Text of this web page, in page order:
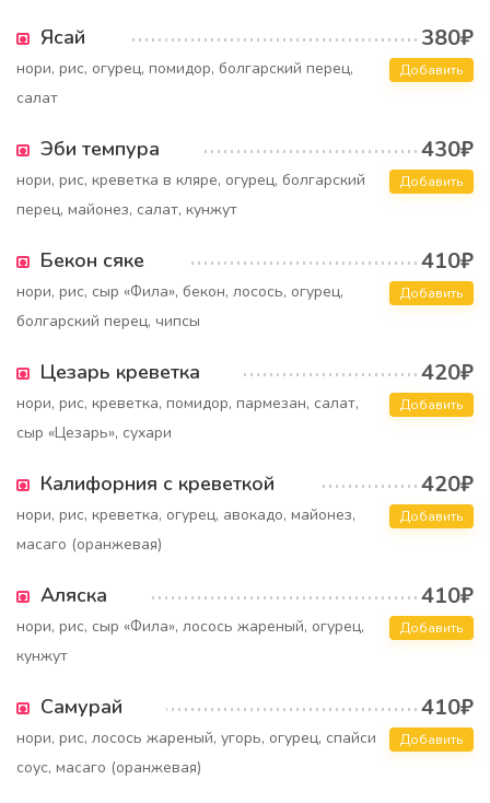
Ясай 380₽
нори, рис, огурец, помидор, болгарский перец,
салат
Добавить
Эби темпура 430₽
нори, рис, креветка в кляре, огурец, болгарский
перец, майонез, салат, кунжут
Добавить
Бекон сяке 410₽
нори, рис, сыр «Фила», бекон, лосось, огурец,
болгарский перец, чипсы
Добавить
Цезарь креветка 420₽
нори, рис, креветка, помидор, пармезан, салат,
сыр «Цезарь», сухари
Добавить
Калифорния с креветкой 420₽
нори, рис, креветка, огурец, авокадо, майонез,
масаго (оранжевая)
Добавить
Аляска 410₽
нори, рис, сыр «Фила», лосось жареный, огурец,
кунжут
Добавить
Самурай 410₽
нори, рис, лосось жареный, угорь, огурец, спайси
соус, масаго (оранжевая)
Добавить